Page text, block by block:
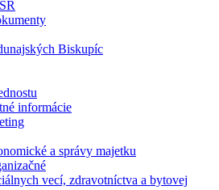
Biskupíc
informácie
a správy majetku
vecí, zdravotníctva a bytovej